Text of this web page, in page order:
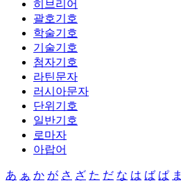
히브리어
괄호기호
학술기호
기술기호
첨자기호
라틴문자
러시아문자
단위기호
일반기호
로마자
아랍어
あ ぁ か が さ ざ た だ な は ば ぱ ま